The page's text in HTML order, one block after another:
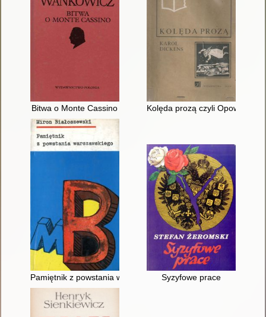
Bitwa o Monte Cassino Kolęda prozą czyli Opowieść
Pamiętnik z powstania warszawskiegoSyzyfowe prace